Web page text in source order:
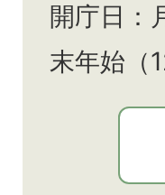
開庁日：
末年始（